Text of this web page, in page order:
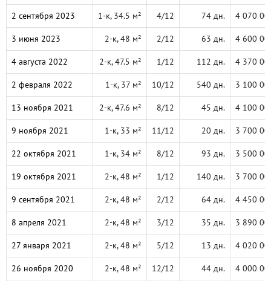
2 сентября 2023 1-к, 34.5 м² 4/12 74 дн. 4 070
3 июня 2023 2-к, 48 м² 2/12 63 дн. 4 600
4 августа 2022 2-к, 47.5 м² 1/12 112 дн. 4 370
2 февраля 2022 1-к, 37 м² 10/12 540 дн. 3 100
13 ноября 2021 2-к, 47.6 м² 8/12 45 дн. 4 100
9 ноября 2021 1-к, 33 м² 11/12 20 дн. 3 700
22 октября 2021 1-к, 34 м² 8/12 93 дн. 3 500
19 октября 2021 2-к, 48 м² 1/12 140 дн. 3 700
9 сентября 2021 2-к, 48 м² 2/12 64 дн. 4 450
8 апреля 2021 2-к, 48 м² 3/12 35 дн. 3 890
27 января 2021 2-к, 48 м² 5/12 13 дн. 4 020
26 ноября 2020 2-к, 48 м² 12/12 44 дн. 4 000